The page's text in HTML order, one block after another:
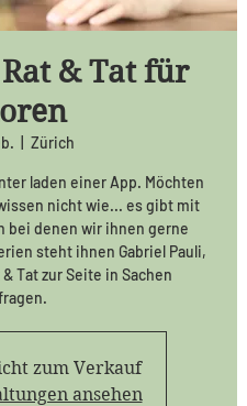
& Tat für
Zürich
laden einer App. Möchten
nicht wie... es gibt mit
bei denen wir ihnen gerne
steht ihnen Gabriel Pauli,
Tat zur Seite in Sachen
zum Verkauf
ansehen